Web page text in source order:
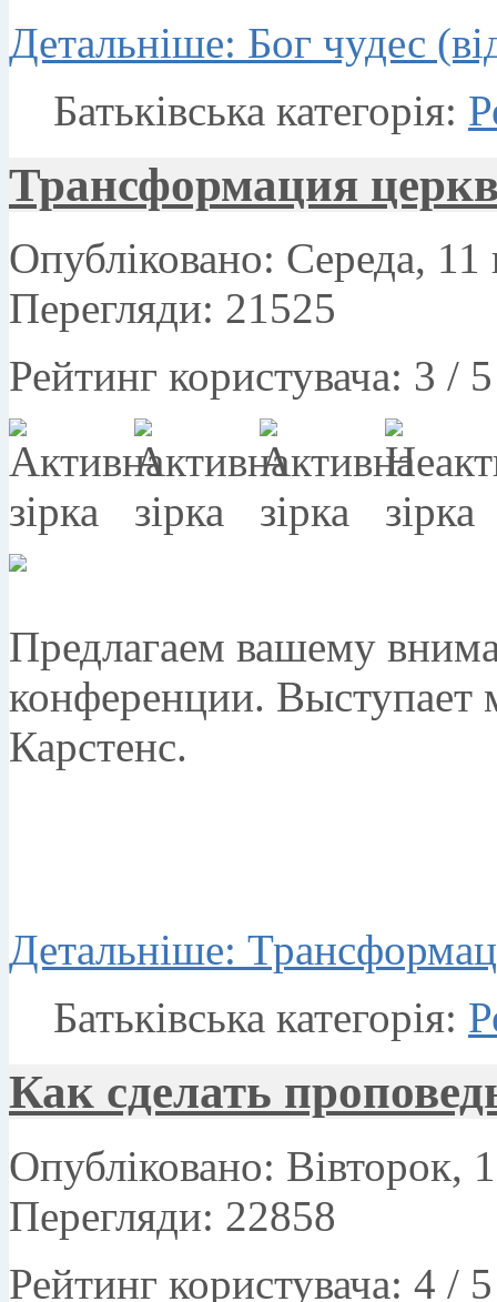
Детальніше: Бог чудес
Батьківська категорія:
Трансформация
Опубліковано: Середа, 11
Перегляди: 21525
Рейтинг користувача: 3 / 5
Предлагаем вашему
конференции.
Карстенс.
Детальніше:
Батьківська категорія:
Как сделать
Опубліковано: Вівторок,
Перегляди: 22858
Рейтинг користувача: 4 / 5